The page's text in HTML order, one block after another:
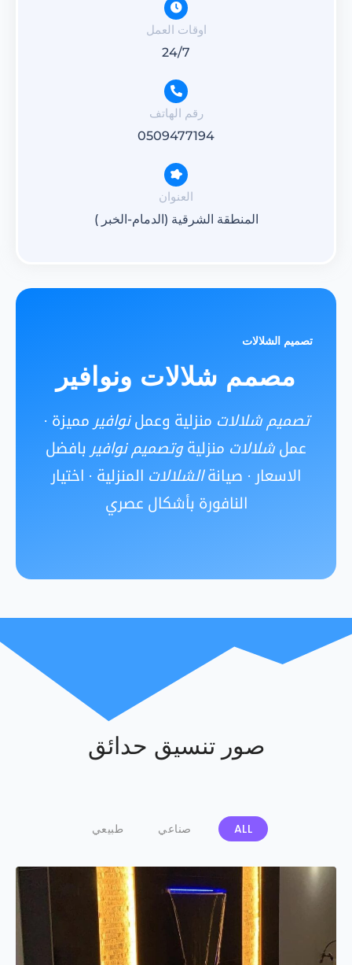
اوقات العمل
24/7
رقم الهاتف
0509477194
العنوان
المنطقة الشرقية (الدمام-الخبر )
تصميم الشلالات
مصمم شلالات ونوافير
تصميم شلالات منزلية وعملنوافير مميزة ·
عملشلالات منزليةوتصميم نوافير بافضل
الاسعار · صيانةالشلالات المنزلية · اختيار
النافورة بأشكال عصري
صور تنسيق حدائق
ALL صناعي طبيعي